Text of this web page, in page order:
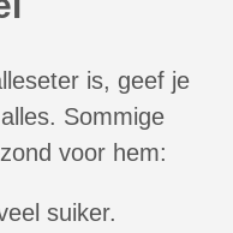
is, geef je
Sommige
voor hem:
suiker.